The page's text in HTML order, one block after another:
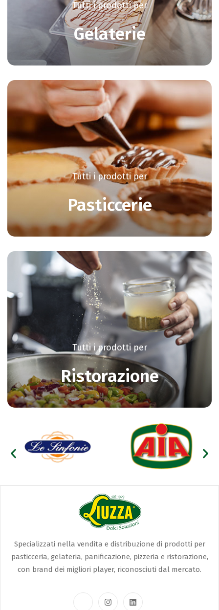
Tutti i prodotti per
Gelaterie
Tutti i prodotti per
Pasticcerie
Tutti i prodotti per
Ristorazione
Specializzati nella vendita e distribuzione di prodotti per
pasticceria, gelateria, panificazione, pizzeria e ristorazione,
con brand dei migliori player, riconosciuti dal mercato.